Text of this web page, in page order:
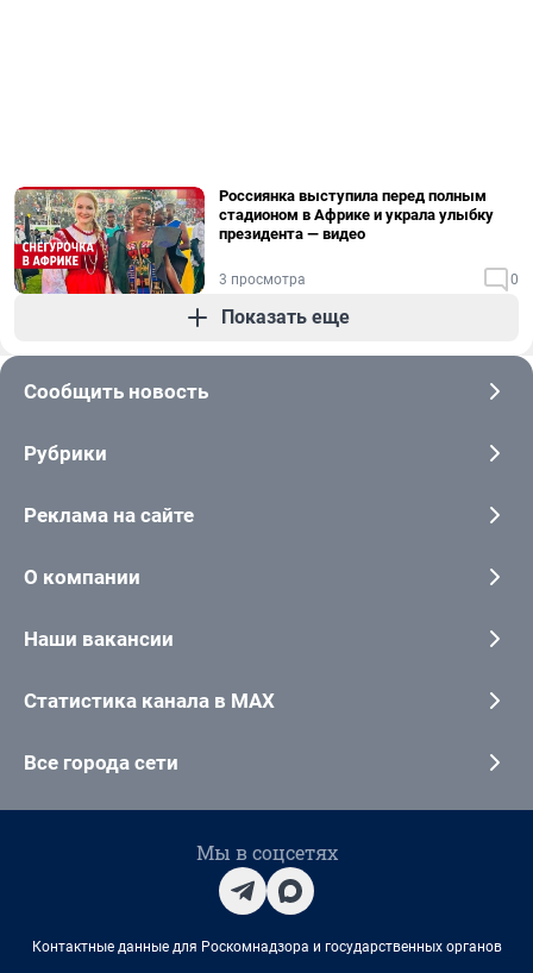
Россиянка выступила перед полным
стадионом в Африке и украла улыбку
президента — видео
3 просмотра 0
Показать еще
Сообщить новость
Рубрики
Реклама на сайте
О компании
Наши вакансии
Статистика канала в MAX
Все города сети
Мы в соцсетях
Контактные данные для Роскомнадзора и государственных органов